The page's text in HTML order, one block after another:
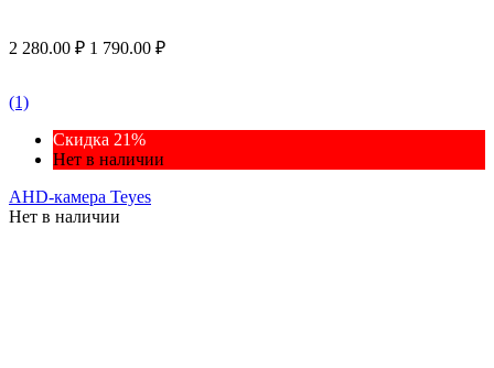
2 280.00 ₽ 1 790.00 ₽
(1)
Скидка 21%
Нет в наличии
AHD-камера Teyes
Нет в наличии